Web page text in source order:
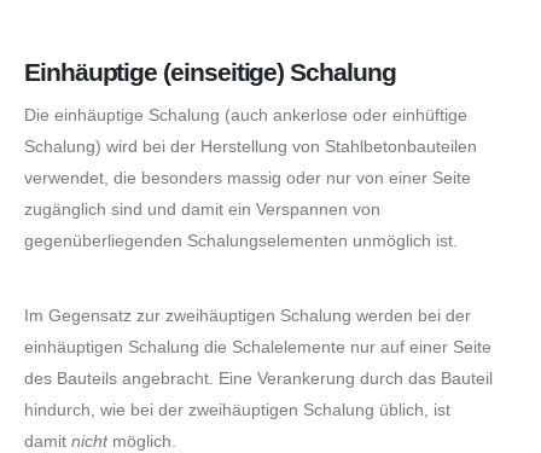
Einhäuptige (einseitige) Schalung
Die einhäuptige Schalung (auch ankerlose oder einhüftige
Schalung) wird bei der Herstellung von Stahlbetonbauteilen
verwendet, die besonders massig oder nur von einer Seite
zugänglich sind und damit ein Verspannen von
gegenüberliegenden Schalungselementen unmöglich ist.
Im Gegensatz zur zweihäuptigen Schalung werden bei der
einhäuptigen Schalung die Schalelemente nur auf einer Seite
des Bauteils angebracht. Eine Verankerung durch das Bauteil
hindurch, wie bei der zweihäuptigen Schalung üblich, ist
damit nichtmöglich.